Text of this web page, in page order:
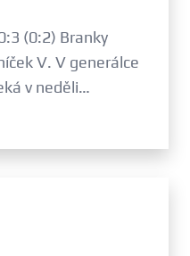
(0:2) Branky
V. V generálce
v neděli…